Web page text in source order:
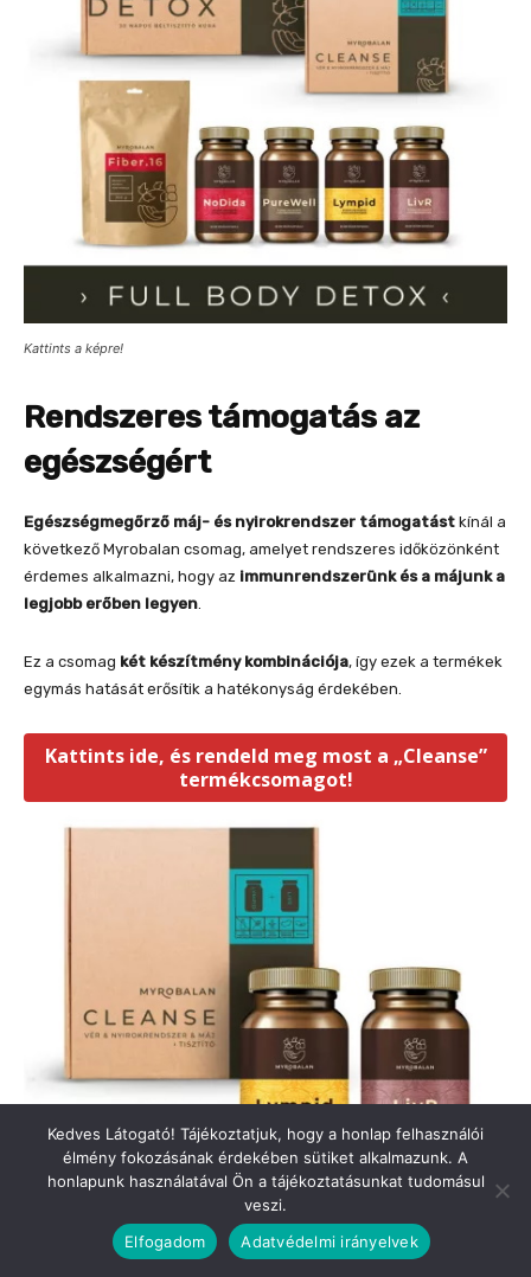
Kedves Látogató! Tájékoztatjuk, hogy a honlap felhasználói
élmény fokozásának érdekében sütiket alkalmazunk. A
honlapunk használatával Ön a tájékoztatásunkat tudomásul
veszi.
Elfogadom
Adatvédelmi irányelvek